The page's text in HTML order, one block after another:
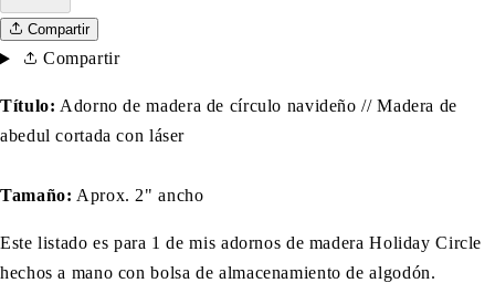
Compartir
Compartir
Título: Adorno de madera de círculo navideño // Madera de
abedul cortada con láser
Tamaño: Aprox. 2" ancho
Este listado es para 1 de mis adornos de madera Holiday Circle
hechos a mano con bolsa de almacenamiento de algodón.